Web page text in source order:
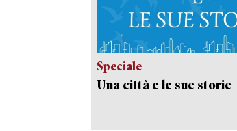
Speciale
Una città e le sue storie